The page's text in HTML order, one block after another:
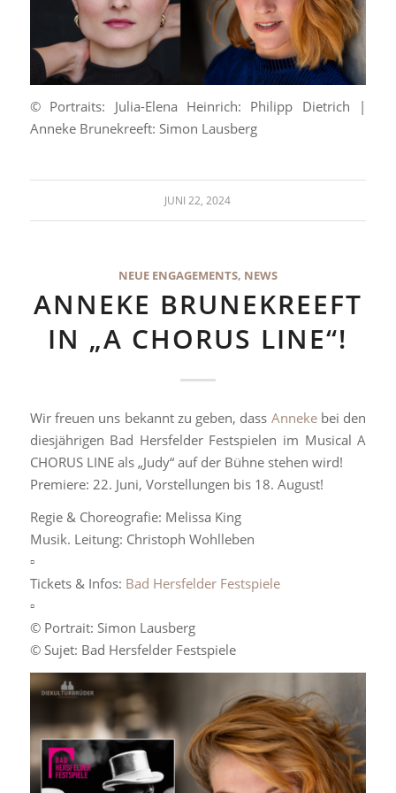
© Portraits: Julia-Elena Heinrich: Philipp Dietrich |
Anneke Brunekreeft: Simon Lausberg
JUNI 22, 2024
NEUE ENGAGEMENTS, NEWS
ANNEKE BRUNEKREEFT
IN „A CHORUS LINE“!
Wir freuen uns bekannt zu geben, dass Annekebei den
diesjährigen Bad Hersfelder Festspielen im Musical A
CHORUS LINE als „Judy“ auf der Bühne stehen wird!
Premiere: 22. Juni, Vorstellungen bis 18. August!
Regie & Choreografie: Melissa King
Musik. Leitung: Christoph Wohlleben
▫️
Tickets & Infos: Bad Hersfelder Festspiele
▫️
© Portrait: Simon Lausberg
© Sujet: Bad Hersfelder Festspiele